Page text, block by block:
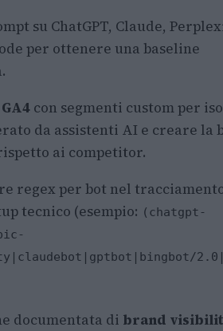
su ChatGPT, Claude,
per ottenere una baseline
GA4 con segmenti custom per
da assistenti AI e creare la
ai competitor.
regex per bot nel
tecnico (esempio: (chatgpt-
documentata di brand